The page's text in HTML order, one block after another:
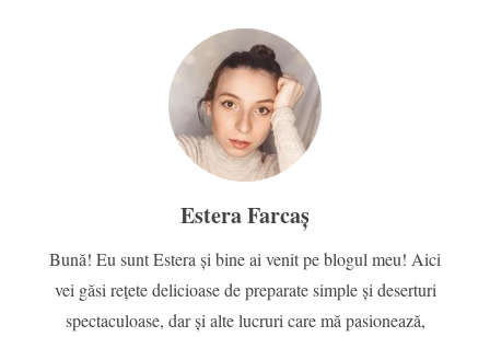
Estera Farcaș
Bună! Eu sunt Estera și bine ai venit pe blogul meu! Aici
vei găsi rețete delicioase de preparate simple și deserturi
spectaculoase, dar și alte lucruri care mă pasionează,